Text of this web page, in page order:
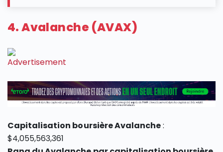
4. Avalanche (AVAX)
Capitalisation boursière Avalanche:
$4,055,563,361